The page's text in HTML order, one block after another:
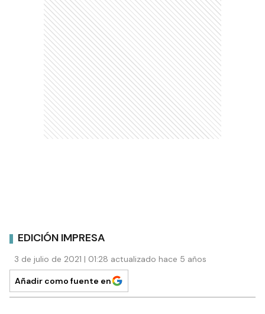
EDICIÓN IMPRESA
3 de julio de 2021 | 01:28 actualizado hace 5 años
Añadir como fuente en